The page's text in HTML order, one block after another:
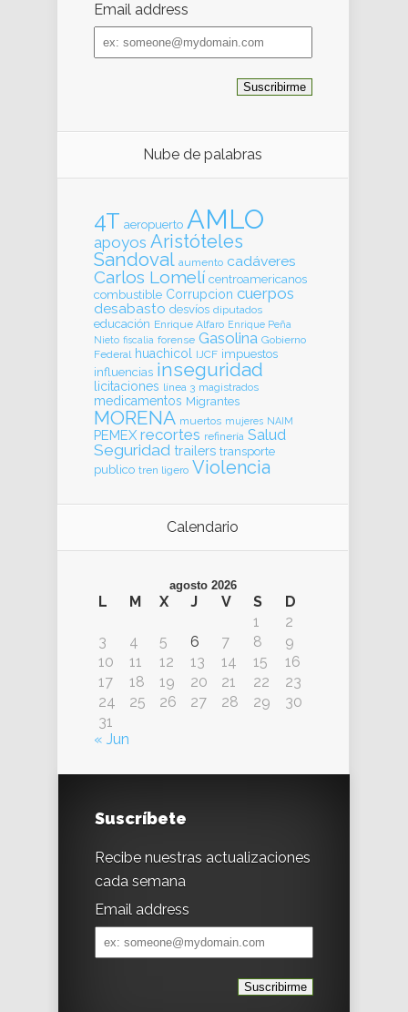
Email address
Email
address
Nube de palabras
4T aeropuerto AMLO
apoyos Aristóteles
Sandoval aumento cadáveres
Carlos Lomelí centroamericanos
combustible Corrupcion cuerpos
desabasto desvíos diputados
educación Enrique Alfaro Enrique Peña
Nieto fiscalia forense Gasolina Gobierno
Federal huachicol IJCF impuestos
influencias inseguridad
licitaciones línea 3 magistrados
medicamentos Migrantes
MORENA muertos mujeres NAIM
PEMEX recortes refinería Salud
Seguridad trailers transporte
publico tren ligero Violencia
Calendario
agosto 2026
L M X J V S
D
1
2
3
4 5 6 7 8
9
10
11 12 13 14 15
16
17
18 19 20 21 22
23
24
25 26 27 28 29
30
31
« Jun
Suscríbete
Recibe nuestras actualizaciones
cada semana
Email address
Email
address